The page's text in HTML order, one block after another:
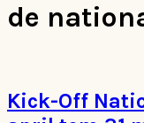
de
Kick-Off